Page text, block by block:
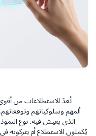
تُعدّ الاستطلاعات من
ألمهم وسلوكياتهم
الذي يعيش فيه. نوع
يُكملون الاستطلاع أم